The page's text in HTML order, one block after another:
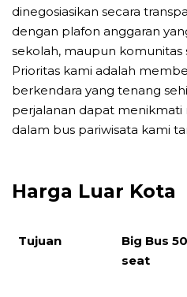
dinegosiasikan secara
dengan plafon anggaran
sekolah, maupun komunitas
Prioritas kami adalah
berkendara yang tenang
perjalanan dapat
dalam bus pariwisata kami
Harga Luar Kota
Tujuan
Big Bus 50
seat